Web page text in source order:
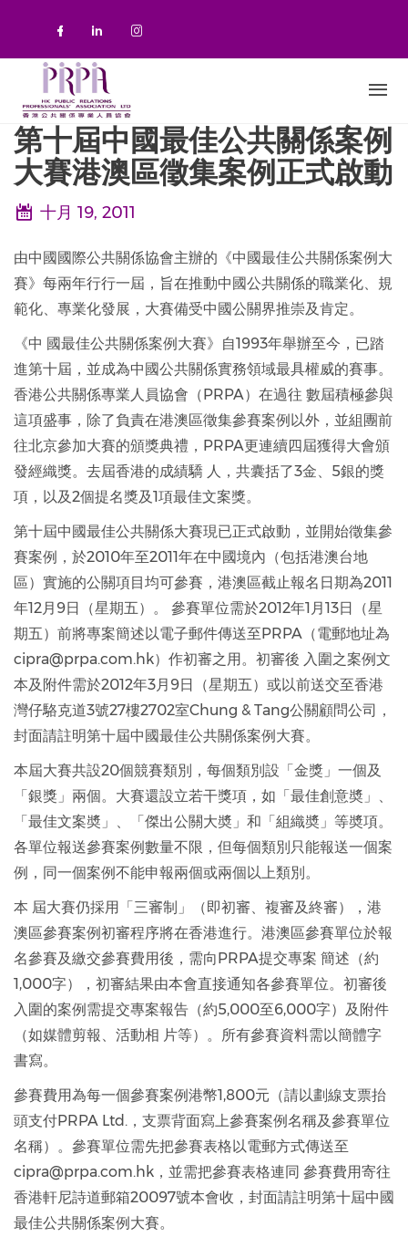
Check our social media on
Check our social media on
Check our social media on
第十屆中國最佳公共關係案例
大賽港澳區徵集案例正式啟動
十月 19, 2011
由中國國際公共關係協會主辦的《中國最佳公共關係案例大
賽》每兩年行行一屆，旨在推動中國公共關係的職業化、規
範化、專業化發展，大賽備受中國公關界推崇及肯定。
《中 國最佳公共關係案例大賽》自1993年舉辦至今，已踏
進第十屆，並成為中國公共關係實務領域最具權威的賽事。
香港公共關係專業人員協會（PRPA）在過往 數屆積極參與
這項盛事，除了負責在港澳區徵集參賽案例以外，並組團前
往北京參加大賽的頒獎典禮，PRPA更連續四屆獲得大會頒
發經織獎。去屆香港的成績驕 人，共囊括了3金、5銀的獎
項，以及2個提名獎及1項最佳文案獎。
第十屆中國最佳公共關係大賽現已正式啟動，並開始徵集參
賽案例，於2010年至2011年在中國境內（包括港澳台地
區）實施的公關項目均可參賽，港澳區截止報名日期為2011
年12月9日（星期五）。 參賽單位需於2012年1月13日（星
期五）前將專案簡述以電子郵件傳送至PRPA（電郵地址為
cipra@prpa.com.hk）作初審之用。初審後 入圍之案例文
本及附件需於2012年3月9日（星期五）或以前送交至香港
灣仔駱克道3號27樓2702室Chung & Tang公關顧問公司，
封面請註明第十屆中國最佳公共關係案例大賽。
本屆大賽共設20個競賽類別，每個類別設「金獎」一個及
「銀獎」兩個。大賽還設立若干獎項，如「最佳創意奬」、
「最佳文案奬」、「傑出公關大奬」和「組織奬」等奬項。
各單位報送參賽案例數量不限，但每個類別只能報送一個案
例，同一個案例不能申報兩個或兩個以上類別。
本 屆大賽仍採用「三審制」（即初審、複審及終審），港
澳區參賽案例初審程序將在香港進行。港澳區參賽單位於報
名參賽及繳交參賽費用後，需向PRPA提交專案 簡述（約
1,000字），初審結果由本會直接通知各參賽單位。初審後
入圍的案例需提交專案報告（約5,000至6,000字）及附件
（如媒體剪報、活動相 片等）。所有參賽資料需以簡體字
書寫。
參賽費用為每一個參賽案例港幣1,800元（請以劃線支票抬
頭支付PRPA Ltd.，支票背面寫上參賽案例名稱及參賽單位
名稱）。參賽單位需先把參賽表格以電郵方式傳送至
cipra@prpa.com.hk，並需把參賽表格連同 參賽費用寄往
香港軒尼詩道郵箱20097號本會收，封面請註明第十屆中國
最佳公共關係案例大賽。